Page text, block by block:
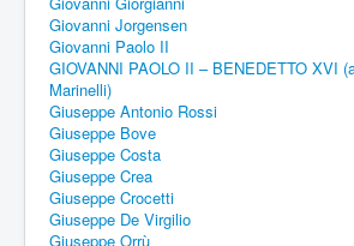
Giovanni Jorgensen
Giovanni Paolo II
GIOVANNI PAOLO II – BENEDETTO XVI
Marinelli)
Giuseppe Antonio Rossi
Giuseppe Bove
Giuseppe Costa
Giuseppe Crea
Giuseppe Crocetti
Giuseppe De Virgilio
Giuseppe Orrù